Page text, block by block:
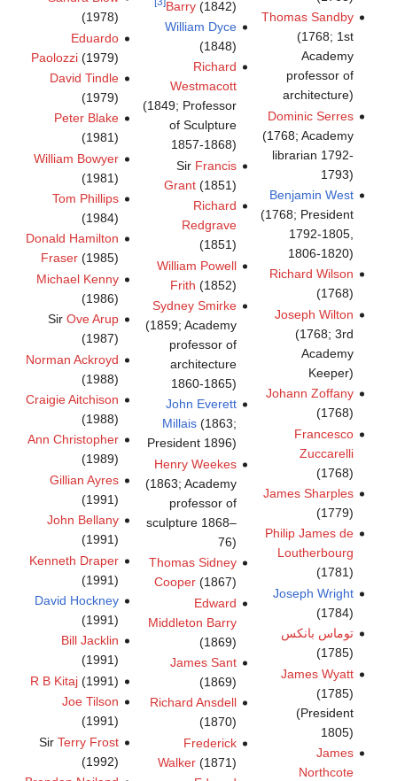
Thomas Sandby
(1768; 1st
Academy
professor of
architecture)
Dominic Serres
(1768; Academy
librarian 1792-
1793)
Benjamin West
(1768; President
1792-1805,
1806-1820)
Richard Wilson
(1768)
Joseph Wilton
(1768; 3rd
Academy
Keeper)
Johann Zoffany
(1768)
Francesco
Zuccarelli
(1768)
James Sharples
(1779)
Philip James de
Loutherbourg
(1781)
Joseph Wright
(1784)
توماس بانكس
(1785)
James Wyatt
(1785)
(President
1805)
James
Northcote
Barry(1842)
William Dyce
(1848)
Richard
Westmacott
(1849; Professor
of Sculpture
1857-1868)
Sir Francis
Grant(1851)
Richard
Redgrave
(1851)
William Powell
Frith (1852)
Sydney Smirke
(1859; Academy
professor of
architecture
1860-1865)
John Everett
Millais(1863;
President 1896)
Henry Weekes
(1863; Academy
professor of
sculpture 1868–
76)
Thomas Sidney
Cooper(1867)
Edward
Middleton Barry
(1869)
James Sant
(1869)
Richard Ansdell
(1870)
Frederick
Walker(1871)
(1978)
Eduardo
Paolozzi(1979)
David Tindle
(1979)
Peter Blake
(1981)
William Bowyer
(1981)
Tom Phillips
(1984)
Donald Hamilton
Fraser(1985)
Michael Kenny
(1986)
Sir Ove Arup
(1987)
Norman Ackroyd
(1988)
Craigie Aitchison
(1988)
Ann Christopher
(1989)
Gillian Ayres
(1991)
John Bellany
(1991)
Kenneth Draper
(1991)
David Hockney
(1991)
Bill Jacklin
(1991)
R B Kitaj(1991)
Joe Tilson
(1991)
Sir Terry Frost
(1992)